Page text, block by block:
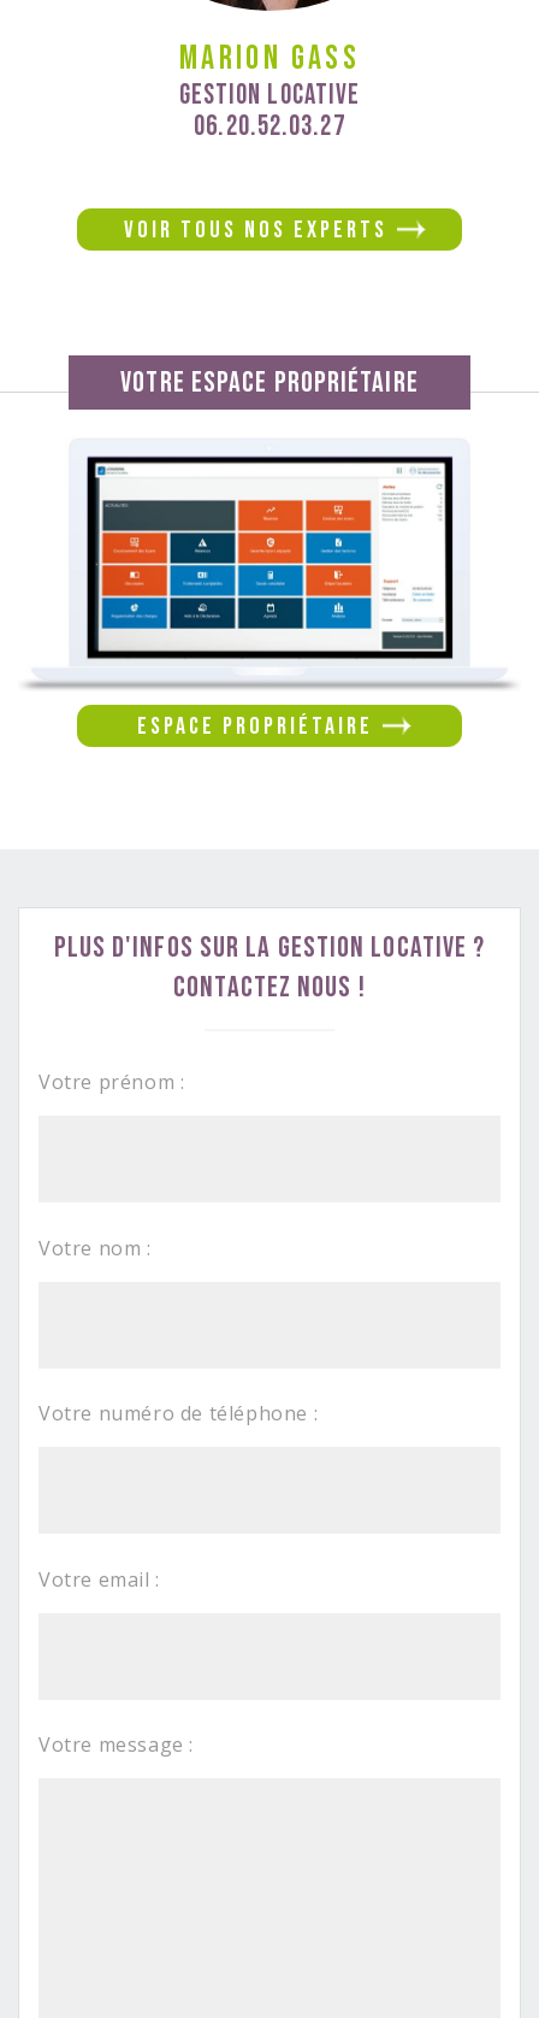
Marion Gass
Gestion Locative
06.20.52.03.27
VOIR TOUs nos experts
votre espace propriétaire
espace propriétaire
Plus d'infos sur la gestion locative ?
Contactez nous !
Votre prénom :
Votre nom :
Votre numéro de téléphone :
Votre email :
Votre message :